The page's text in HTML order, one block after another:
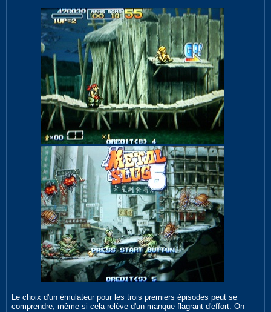
Le choix d'un émulateur pour les trois premiers épisodes peut se
comprendre, même si cela relève d'un manque flagrant d'effort. On